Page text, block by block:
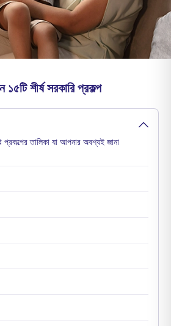
প্রিমিয়াম পরিশোধ করুন
শীর্ষ সরকারি প্রকল্প
প্রকল্পের তালিকা যা আপনার অবশ্যই জানা